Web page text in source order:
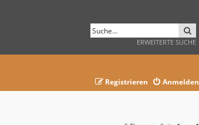
ERWEITERTE SUCHE
Anmelden
Registrieren